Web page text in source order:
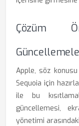
Çözüm
Apple, söz
Sequoia için
ile bu
güncellemesi,
yönetimi